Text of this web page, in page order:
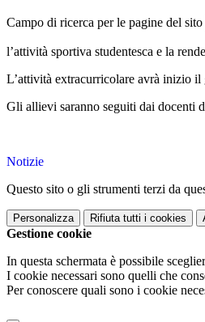
Campo di ricerca per le pagine del sito
l’attività sportiva studentesca e la
L’attività extracurricolare avrà inizio
Gli allievi saranno seguiti dai docenti
Notizie
Questo sito o gli strumenti terzi da
Personalizza Rifiuta tutti i cookies
Gestione cookie
In questa schermata è possibile
I cookie necessari sono quelli che
Per conoscere quali sono i cookie